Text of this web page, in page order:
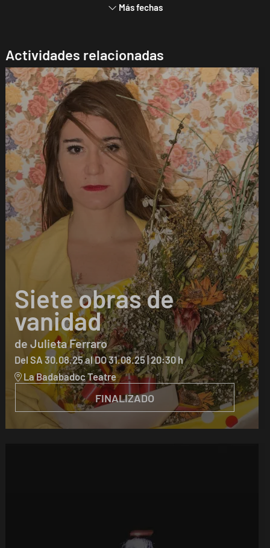
Más fechas
Actividades relacionadas
FINALIZADO
Siete obras de
vanidad
de Julieta Ferraro
Del SA 30.08.25al DO 31.08.25|20:30 h
La Badabadoc Teatre